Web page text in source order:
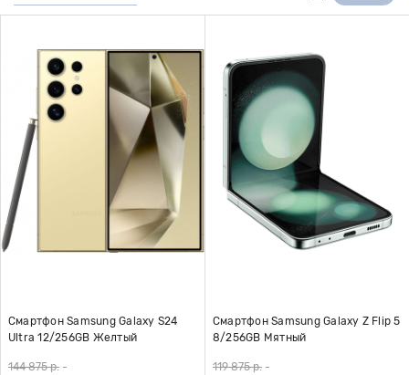
Смартфон Samsung Galaxy S24
Ultra 12/256GB Желтый
144 875 р. -
Смартфон Samsung Galaxy Z Flip 5
8/256GB Мятный
119 875 р. -